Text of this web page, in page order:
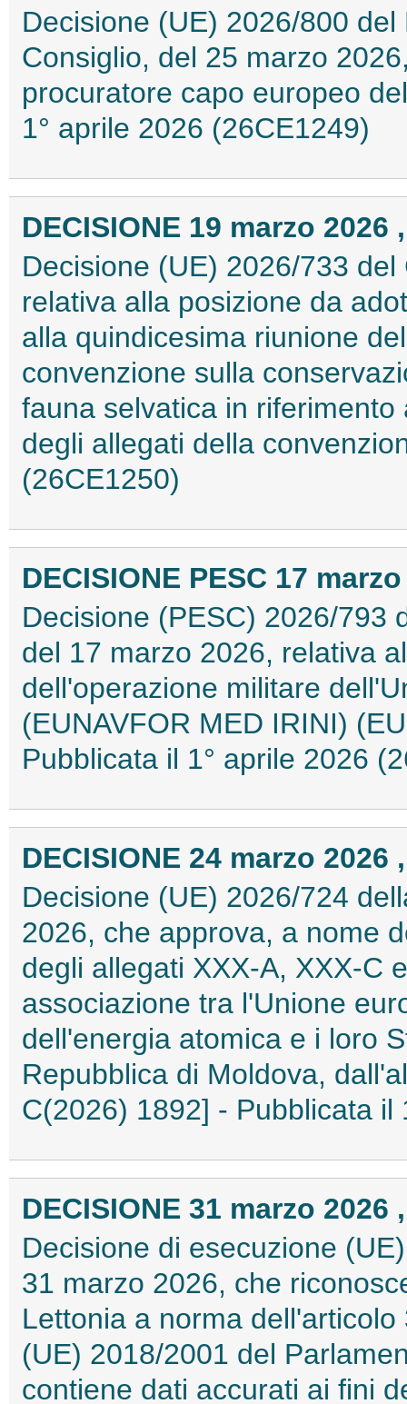
Decisione (UE) 2026/800
Consiglio, del 25 marzo
procuratore capo europeo
1° aprile 2026 (26CE1249)
DECISIONE 19 marzo 2026
Decisione (UE) 2026/733
relativa alla posizione da
alla quindicesima riunione
convenzione sulla
fauna selvatica in
degli allegati della
(26CE1250)
DECISIONE PESC 17
Decisione (PESC) 2026/793
del 17 marzo 2026, relativa
dell'operazione militare
(EUNAVFOR MED IRINI)
Pubblicata il 1° aprile 2026
DECISIONE 24 marzo 2026
Decisione (UE) 2026/724
2026, che approva, a nome
degli allegati XXX-A, XXX-C
associazione tra l'Unione
dell'energia atomica e i loro
Repubblica di Moldova,
C(2026) 1892] - Pubblicata il
DECISIONE 31 marzo 2026
Decisione di esecuzione
31 marzo 2026, che
Lettonia a norma
(UE) 2018/2001 del
contiene dati accurati ai fini